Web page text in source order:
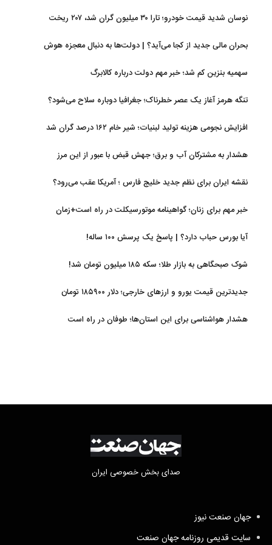
نوسان شدید قیمت خودرو؛ تارا ۳۰ میلیون گران شد، ۲۰۷ ریخت
بحران مالی جدید از کجا می‌آید؟ | دولت‌ها به دنبال معجزه هوش
سهمیه بنزین کم شد؛ خبر مهم دولت درباره کالابرگ
تنگه هرمز آغاز یک عصر خطرناک؛ جغرافیا دوباره سلاح می‌شود؟
افزایش نجومی هزینه تولید لبنیات؛ شیر خام ۱۶۲ درصد گران شد
هشدار به مشترکان آب و برق؛ جهش قبض با عبور از این مرز
نقشه ایران برای نظم جدید خلیج فارس ؛ آمریکا عقب می‌رود؟
خبر مهم برای زنان؛ گواهینامه موتورسیکلت در راه است+زمان
آیا بورس حباب دارد؟ | پاسخ یک پرسش ۱۰۰ ساله!
شوک صبحگاهی به بازار طلا؛ سکه ۱۸۵ میلیون تومان شد!
جدیدترین قیمت یورو و ارزهای خارجی؛ دلار ۱۸۵۹۰۰ تومان
هشدار هواشناسی برای این استان‌ها؛ طوفان در راه است
صدای بخش خصوصی ایران
جهان صنعت نیوز
سایت قدیمی روزنامه جهان صنعت